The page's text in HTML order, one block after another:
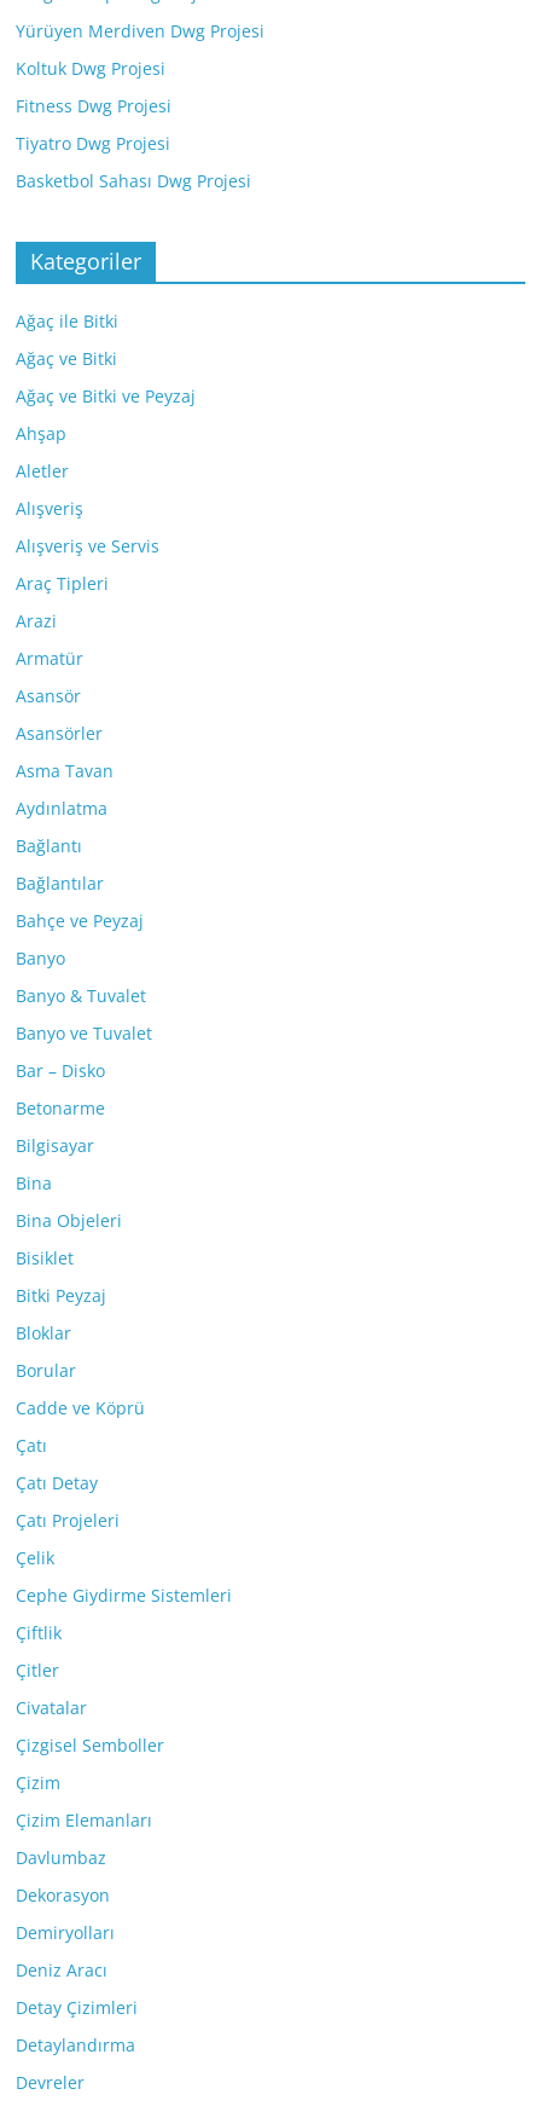
Yürüyen Merdiven Dwg Projesi
Koltuk Dwg Projesi
Fitness Dwg Projesi
Tiyatro Dwg Projesi
Basketbol Sahası Dwg Projesi
Kategoriler
Ağaç ile Bitki
Ağaç ve Bitki
Ağaç ve Bitki ve Peyzaj
Ahşap
Aletler
Alışveriş
Alışveriş ve Servis
Araç Tipleri
Arazi
Armatür
Asansör
Asansörler
Asma Tavan
Aydınlatma
Bağlantı
Bağlantılar
Bahçe ve Peyzaj
Banyo
Banyo & Tuvalet
Banyo ve Tuvalet
Bar – Disko
Betonarme
Bilgisayar
Bina
Bina Objeleri
Bisiklet
Bitki Peyzaj
Bloklar
Borular
Cadde ve Köprü
Çatı
Çatı Detay
Çatı Projeleri
Çelik
Cephe Giydirme Sistemleri
Çiftlik
Çitler
Civatalar
Çizgisel Semboller
Çizim
Çizim Elemanları
Davlumbaz
Dekorasyon
Demiryolları
Deniz Aracı
Detay Çizimleri
Detaylandırma
Devreler